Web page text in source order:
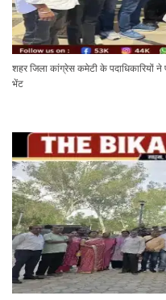
शहर जिला कांग्रेस कमेटी के पदाधिकारियों ने
भेंट